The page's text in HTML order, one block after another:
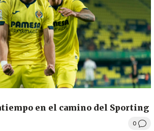
en el camino del Sporting
0